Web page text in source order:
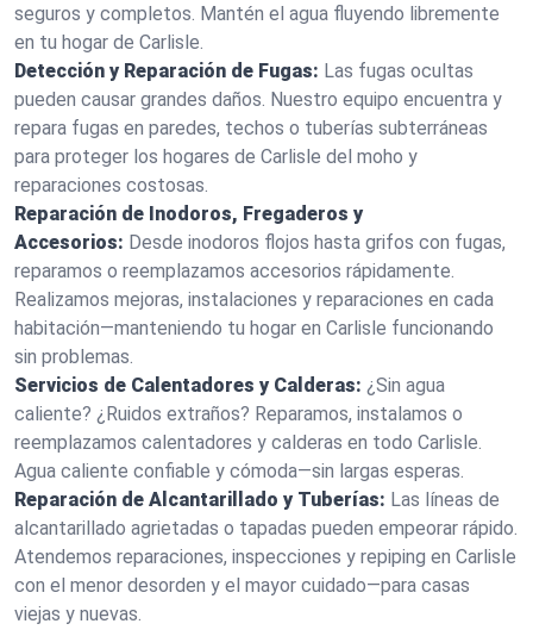
seguros y completos. Mantén el agua fluyendo libremente
en tu hogar de Carlisle.
Detección y Reparación de Fugas: Las fugas ocultas
pueden causar grandes daños. Nuestro equipo encuentra y
repara fugas en paredes, techos o tuberías subterráneas
para proteger los hogares de Carlisle del moho y
reparaciones costosas.
Reparación de Inodoros, Fregaderos y
Accesorios: Desde inodoros flojos hasta grifos con fugas,
reparamos o reemplazamos accesorios rápidamente.
Realizamos mejoras, instalaciones y reparaciones en cada
habitación—manteniendo tu hogar en Carlisle funcionando
sin problemas.
Servicios de Calentadores y Calderas: ¿Sin agua
caliente? ¿Ruidos extraños? Reparamos, instalamos o
reemplazamos calentadores y calderas en todo Carlisle.
Agua caliente confiable y cómoda—sin largas esperas.
Reparación de Alcantarillado y Tuberías: Las líneas de
alcantarillado agrietadas o tapadas pueden empeorar rápido.
Atendemos reparaciones, inspecciones y repiping en Carlisle
con el menor desorden y el mayor cuidado—para casas
viejas y nuevas.